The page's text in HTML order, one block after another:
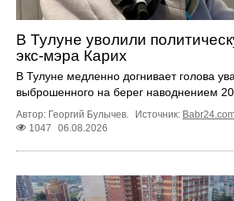
В Тулуне уволили
экс-мэра Карих
В Тулуне медленно догнивает голова
выброшенного на берег наводнением
Автор: Георгий Булычев. Источник:
1047
06.08.2026